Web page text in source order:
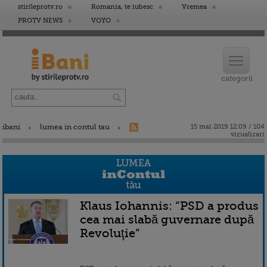
stirileprotv.ro Romania, te iubesc
Vremea
PROTV NEWS
VOYO
ibani lumea in contul tau
15 mai 2019 12:09 / 104
vizualizari
Klaus Iohannis: “PSD a produs
cea mai slabă guvernare după
Revoluţie”